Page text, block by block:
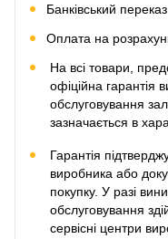
Банківський переказ
Оплата на
На всі товари,
офіційна гарантія
обслуговування
зазначається в
Гарантія
виробника або
покупку. У разі
обслуговування
сервісні центри